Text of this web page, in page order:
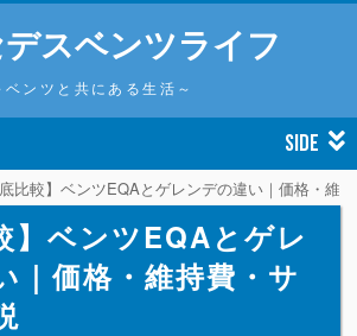
スベンツライフ
ベンツと共にある生活～
SIDE
底比較】ベンツEQAとゲレンデの違い｜価格・維
】ベンツEQAとゲレ
｜価格・維持費・サ